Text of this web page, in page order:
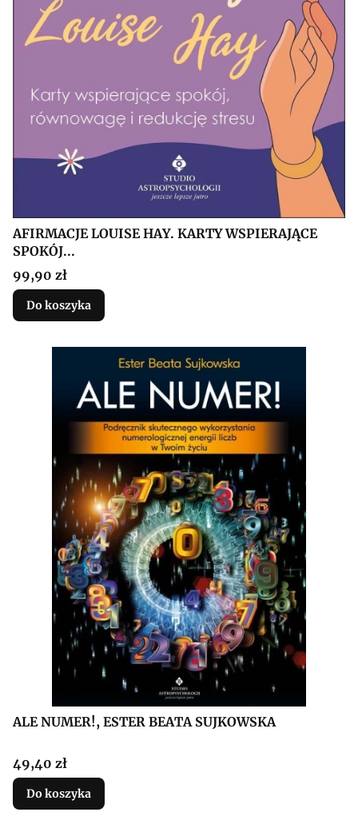
AFIRMACJE LOUISE HAY. KARTY WSPIERAJĄCE
SPOKÓJ...
Cena
99,90 zł
Do koszyka
ALE NUMER!, ESTER BEATA SUJKOWSKA
Cena
49,40 zł
Do koszyka